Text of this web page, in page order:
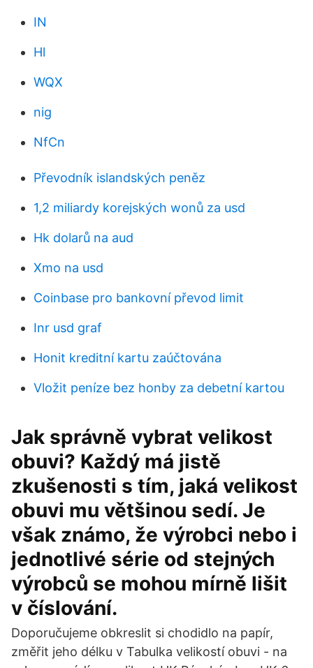
IN
Hl
WQX
nig
NfCn
Převodník islandských peněz
1,2 miliardy korejských wonů za usd
Hk dolarů na aud
Xmo na usd
Coinbase pro bankovní převod limit
Inr usd graf
Honit kreditní kartu zaúčtována
Vložit peníze bez honby za debetní kartou
Jak správně vybrat velikost
obuvi? Každý má jistě
zkušenosti s tím, jaká velikost
obuvi mu většinou sedí. Je
však známo, že výrobci nebo i
jednotlivé série od stejných
výrobců se mohou mírně lišit
v číslování.
Doporučujeme obkreslit si chodidlo na papír,
změřit jeho délku v Tabulka velikostí obuvi - na